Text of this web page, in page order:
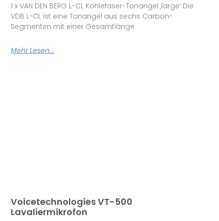
1 x VAN DEN BERG L-CL Kohlefaser-Tonangel ‚large‘ Die
VDB L-CL ist eine Tonangel aus sechs Carbon-
Segmenten mit einer Gesamtlänge
Mehr Lesen...
Voicetechnologies VT-500
Lavaliermikrofon